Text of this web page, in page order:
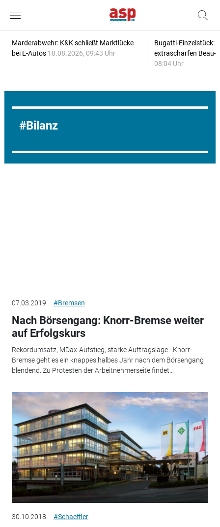
Marderabwehr: K&K schließt Marktlücke
bei E-Autos 10.08.2026, 09:43 Uhr
Bugatti-Einzelstück:
extrascharfen Beau-
08:04 Uhr
Bilanz
07.03.2019 #Bremsen
Nach Börsengang: Knorr-Bremse weiter
auf Erfolgskurs
Rekordumsatz, MDax-Aufstieg, starke Auftragslage - Knorr-
Bremse geht es ein knappes halbes Jahr nach dem Börsengang
blendend. Zu Protesten der Arbeitnehmerseite findet...
30.10.2018 #Schaeffler